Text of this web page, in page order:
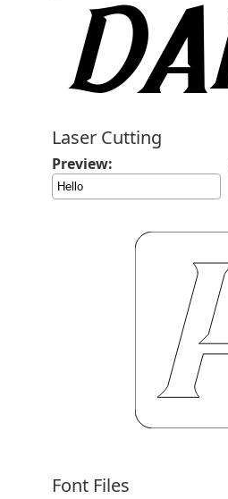
Laser Cutting
Preview:
Font Files